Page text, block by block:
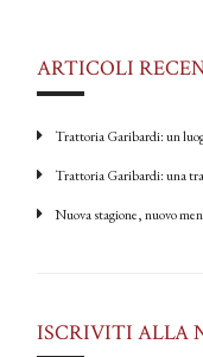
ARTICOLI
Trattoria Garibardi: un
Trattoria Garibardi: una
Nuova stagione, nuovo
ISCRIVITI ALLA